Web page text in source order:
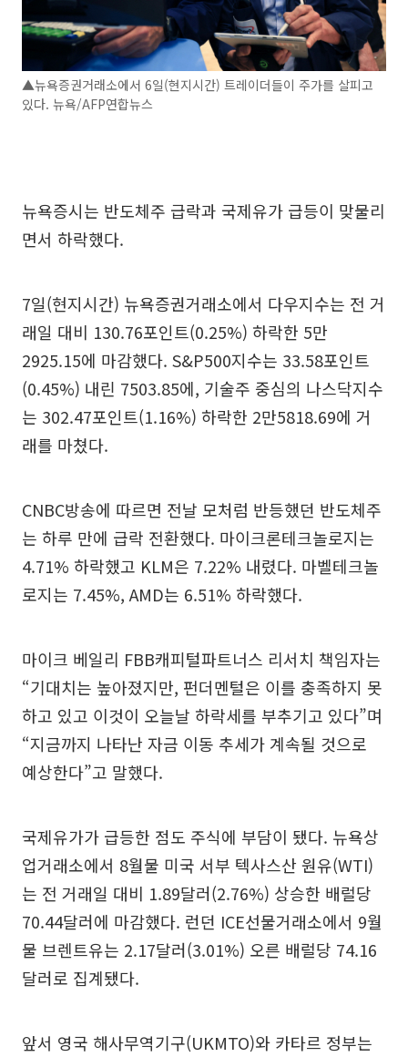
▲뉴욕증권거래소에서 6일(현지시간) 트레이더들이 주가를 살피고
있다. 뉴욕/AFP연합뉴스
뉴욕증시는 반도체주 급락과 국제유가 급등이 맞물리
면서 하락했다.
7일(현지시간) 뉴욕증권거래소에서 다우지수는 전 거
래일 대비 130.76포인트(0.25%) 하락한 5만
2925.15에 마감했다. S&P500지수는 33.58포인트
(0.45%) 내린 7503.85에, 기술주 중심의 나스닥지수
는 302.47포인트(1.16%) 하락한 2만5818.69에 거
래를 마쳤다.
CNBC방송에 따르면 전날 모처럼 반등했던 반도체주
는 하루 만에 급락 전환했다. 마이크론테크놀로지는
4.71% 하락했고 KLM은 7.22% 내렸다. 마벨테크놀
로지는 7.45%, AMD는 6.51% 하락했다.
마이크 베일리 FBB캐피털파트너스 리서치 책임자는
“기대치는 높아졌지만, 펀더멘털은 이를 충족하지 못
하고 있고 이것이 오늘날 하락세를 부추기고 있다”며
“지금까지 나타난 자금 이동 추세가 계속될 것으로
예상한다”고 말했다.
국제유가가 급등한 점도 주식에 부담이 됐다. 뉴욕상
업거래소에서 8월물 미국 서부 텍사스산 원유(WTI)
는 전 거래일 대비 1.89달러(2.76%) 상승한 배럴당
70.44달러에 마감했다. 런던 ICE선물거래소에서 9월
물 브렌트유는 2.17달러(3.01%) 오른 배럴당 74.16
달러로 집계됐다.
앞서 영국 해사무역기구(UKMTO)와 카타르 정부는